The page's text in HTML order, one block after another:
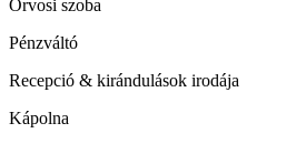
Orvosi szoba
Pénzváltó
Recepció & kirándulások irodája
Kápolna